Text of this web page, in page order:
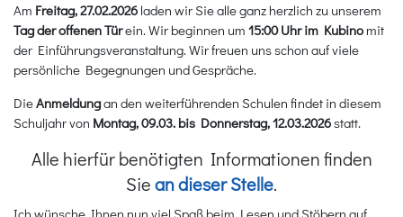
Am Freitag, 27.02.2026 laden wir Sie alle ganz herzlich zu unserem
Tag der offenen Türein. Wir beginnen um 15:00 Uhr im Kubino mit
der Einführungsveranstaltung. Wir freuen uns schon auf viele
persönliche Begegnungen und Gespräche.
DieAnmeldungan den weiterführenden Schulen findet in diesem
Schuljahr von Montag, 09.03. bis Donnerstag, 12.03.2026statt.
Alle hierfür benötigten Informationen finden
Siean dieser Stelle.
Ich wünsche Ihnen nun viel Spaß beim Lesen und Stöbern auf